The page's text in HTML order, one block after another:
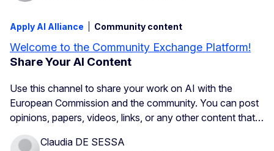
Apply AI Alliance Community content
Welcome to the Community Exchange Platform!
Share Your AI Content
Use this channel to share your work on AI with the
European Commission and the community. You can post
opinions, papers, videos, links, or any other content that…
Claudia DE SESSA